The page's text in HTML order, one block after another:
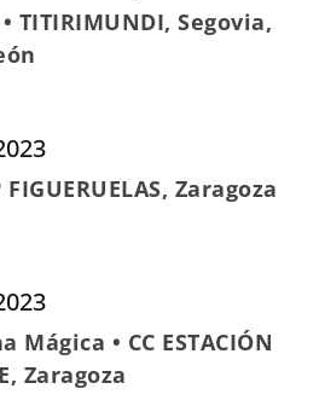
TITIRIMUNDI, Segovia,
Zaragoza
Mágica • CC ESTACIÓN
Zaragoza